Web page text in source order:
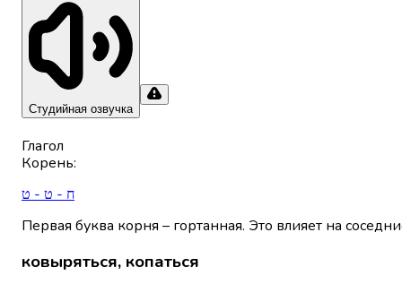
Студийная озвучка
Глагол
Корень:
ח - ט - ט
Первая буква корня – гортанная. Это влияет на
ковыряться, копаться